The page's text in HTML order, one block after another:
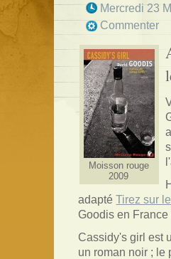
Mercredi 23
Commenter
Moisson rouge
2009
adaptéTirez sur
Goodis en
Cassidy's girl est
un roman noir ; le